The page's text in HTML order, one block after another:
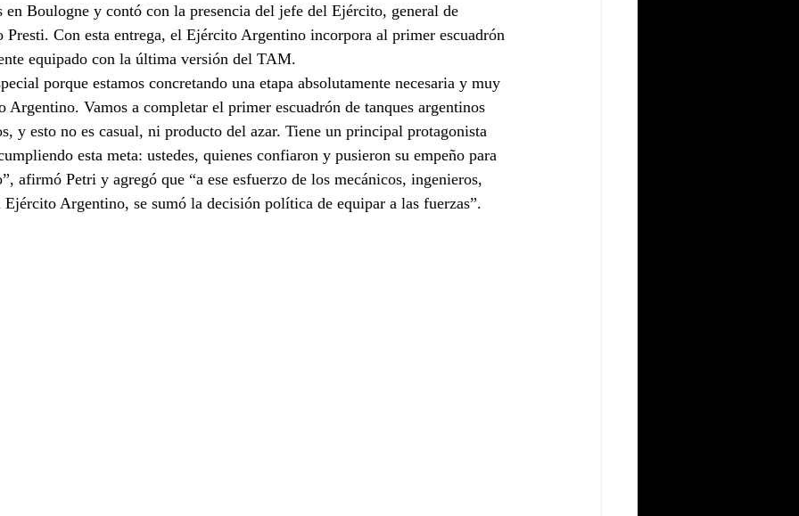
en Boulogne y contó con la presencia del jefe del Ejército, general de
Con esta entrega, el Ejército Argentino incorpora al primer escuadrón
equipado con la última versión del TAM.
porque estamos concretando una etapa absolutamente necesaria y muy
Argentino. Vamos a completar el primer escuadrón de tanques argentinos
y esto no es casual, ni producto del azar. Tiene un principal protagonista
esta meta: ustedes, quienes confiaron y pusieron su empeño para
afirmó Petri y agregó que “a ese esfuerzo de los mecánicos, ingenieros,
Argentino, se sumó la decisión política de equipar a las fuerzas”.